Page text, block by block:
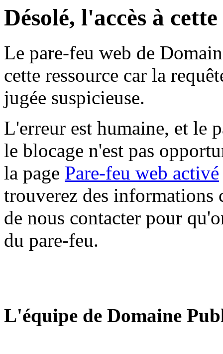
Désolé, l'accès à
Le pare-feu web de
cette ressource car la
jugée suspicieuse.
L'erreur est humaine, et le
le blocage n'est pas
la page Pare-feu web activé
trouverez des informations
de nous contacter pour
du pare-feu.
L'équipe de Domaine